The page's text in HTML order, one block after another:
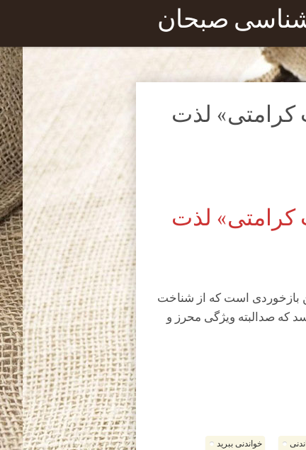
صبحان
کرامتی» لذت
کرامتی» لذت
بازخوردی است که از شناخت
که صدالبته ویژگی محرز و
خواندنی ببرید